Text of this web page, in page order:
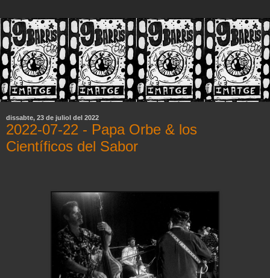
dissabte, 23 de juliol del 2022
2022-07-22 - Papa Orbe & los
Científicos del Sabor